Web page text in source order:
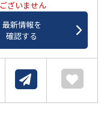
ございません
最新情報を
確認する